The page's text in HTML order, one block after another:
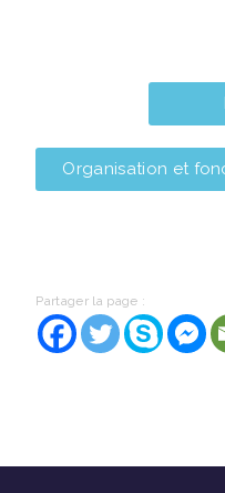
Organisation et
Partager la page :